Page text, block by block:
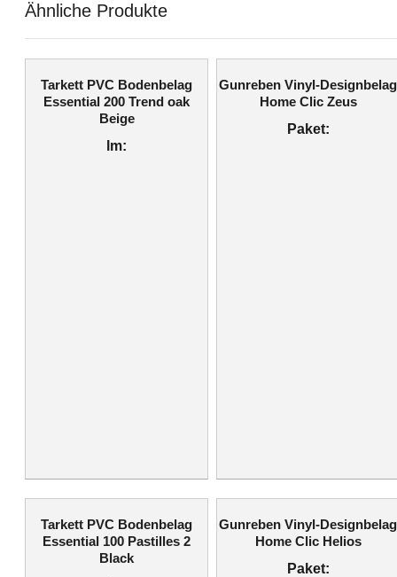
Ähnliche Produkte
Tarkett PVC Bodenbelag
Essential 200 Trend oak
Beige
lm:
Gunreben Vinyl-Designbelag
Home Clic Zeus
Paket:
Tarkett PVC Bodenbelag
Essential 100 Pastilles 2
Black
Gunreben Vinyl-Designbelag
Home Clic Helios
Paket: